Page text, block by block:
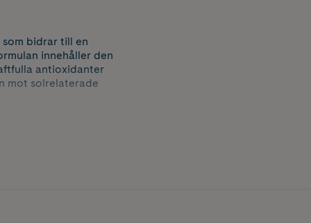
bidrar till en
innehåller den
antioxidanter
mot solrelaterade